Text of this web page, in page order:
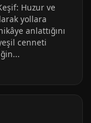
Huzur ve
yollara
anlattığını
cenneti